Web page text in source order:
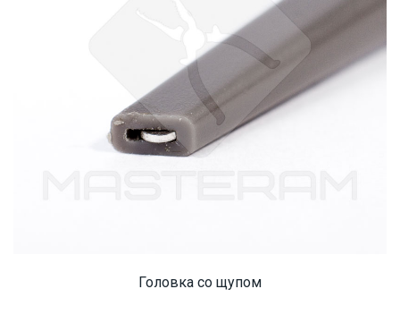
Головка со щупом